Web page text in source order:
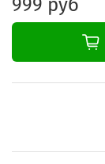
999 руб